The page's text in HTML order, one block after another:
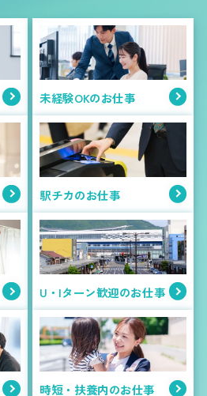
未経験OKのお仕事
駅チカのお仕事
U・Iターン歓迎のお仕事
時短・扶養内のお仕事